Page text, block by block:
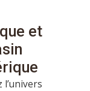
et
l’univers